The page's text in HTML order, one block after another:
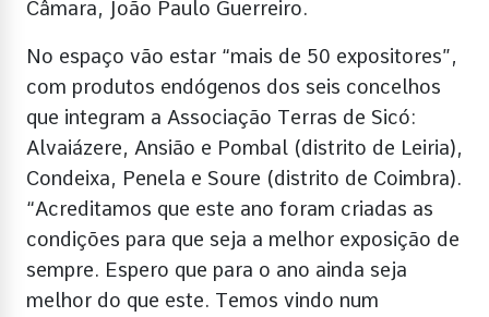
Câmara, João Paulo Guerreiro.
No espaço vão estar “mais de 50 expositores”,
com produtos endógenos dos seis concelhos
que integram a Associação Terras de Sicó:
Alvaiázere, Ansião e Pombal (distrito de Leiria),
Condeixa, Penela e Soure (distrito de Coimbra).
“Acreditamos que este ano foram criadas as
condições para que seja a melhor exposição de
sempre. Espero que para o ano ainda seja
melhor do que este. Temos vindo num